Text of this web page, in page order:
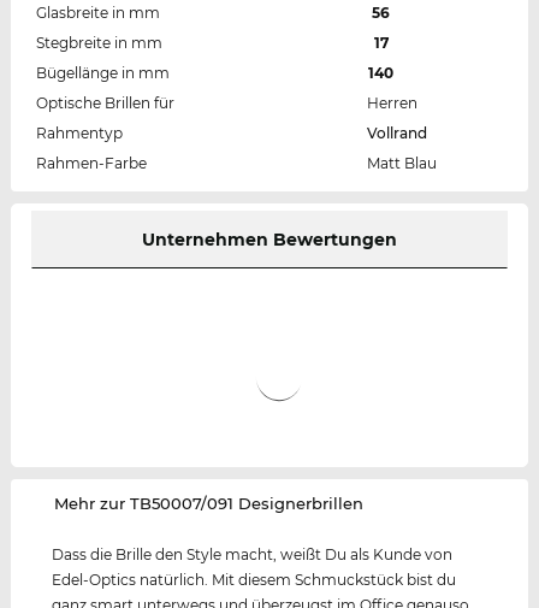
Glasbreite in mm
56
Stegbreite in mm
17
Bügellänge in mm
140
Optische Brillen für
Herren
Rahmentyp
Vollrand
Rahmen-Farbe
Matt Blau
Unternehmen Bewertungen
‌Mehr zur TB50007/091 Designerbrillen
Dass die Brille den Style macht, weißt Du als Kunde von
Edel-Optics natürlich. Mit diesem Schmuckstück bist du